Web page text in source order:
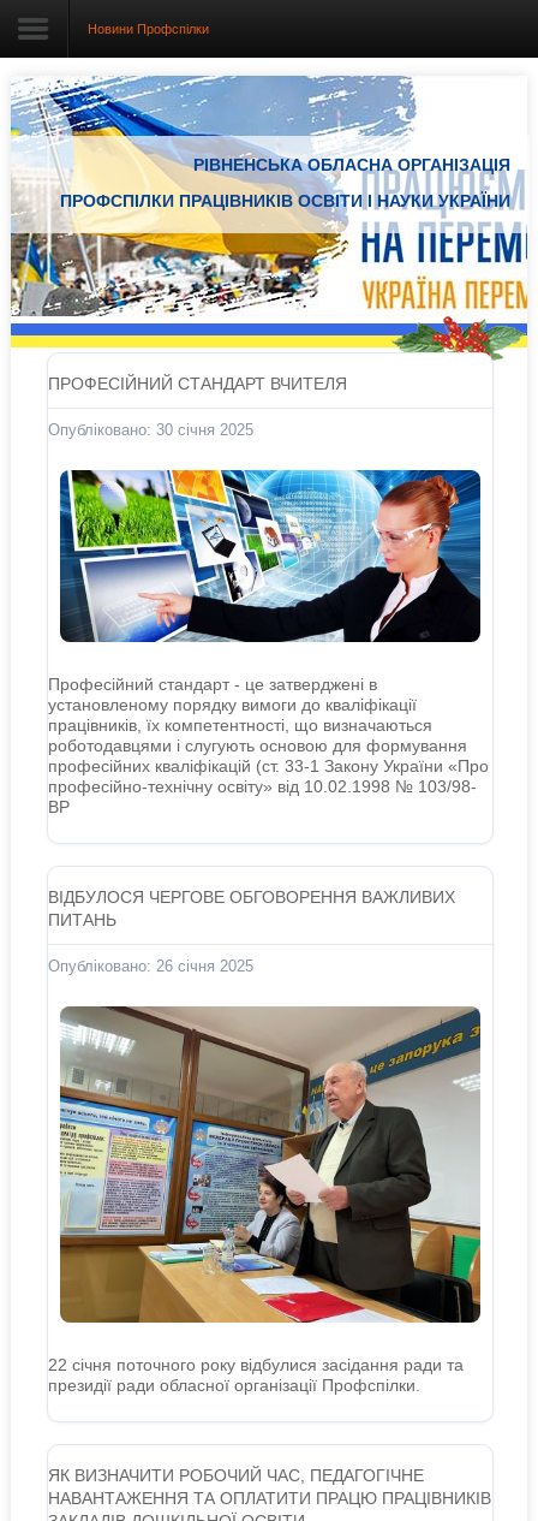
Головна
Про організацію
Документація
Електронний вісник
Новини Профспілки
Новини з регіонів
Проекти
Новини Профспілки
РІВНЕНСЬКА ОБЛАСНА ОРГАНІЗАЦІЯ
ПРОФСПІЛКИ ПРАЦІВНИКІВ ОСВІТИ І НАУКИ УКРАЇНИ
ПРОФЕСІЙНИЙ СТАНДАРТ ВЧИТЕЛЯ
Опубліковано: 30 січня 2025
Професійний стандарт - це затверджені в
установленому порядку вимоги до кваліфікації
працівників, їх компетентності, що визначаються
роботодавцями і слугують основою для формування
професійних кваліфікацій (ст. 33-1 Закону України «Про
професійно-технічну освіту» від 10.02.1998 № 103/98-
ВР
ВІДБУЛОСЯ ЧЕРГОВЕ ОБГОВОРЕННЯ ВАЖЛИВИХ
ПИТАНЬ
Опубліковано: 26 січня 2025
22 січня поточного року відбулися засідання ради та
президії ради обласної організації Профспілки.
ЯК ВИЗНАЧИТИ РОБОЧИЙ ЧАС, ПЕДАГОГІЧНЕ
НАВАНТАЖЕННЯ ТА ОПЛАТИТИ ПРАЦЮ ПРАЦІВНИКІВ